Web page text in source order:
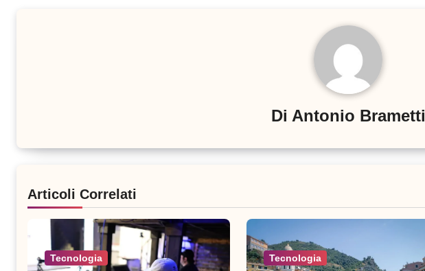
Di Antonio Brametti
Articoli Correlati
Tecnologia Tecnologia